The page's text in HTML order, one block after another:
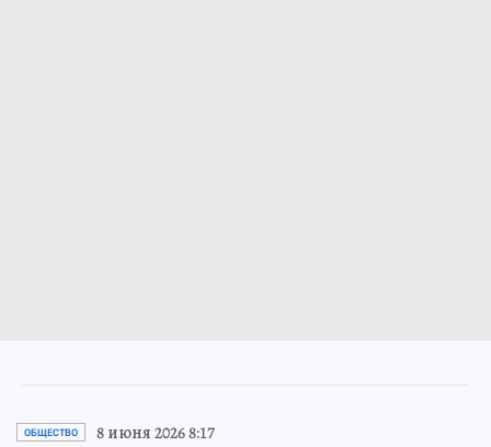
ОБЩЕСТВО 8 июня 2026 8:17